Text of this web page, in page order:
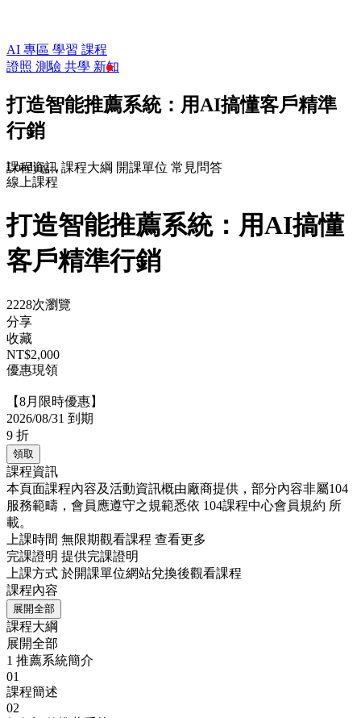
AI 專區 學習 課程
證照 測驗 共學 新知
打造智能推薦系統：用AI搞懂客戶精準
行銷
課程資訊 課程大綱 開課單位 常見問答
Loading...
線上課程
打造智能推薦系統：用AI搞懂
客戶精準行銷
2228次瀏覽
分享
收藏
NT$2,000
優惠現領
【8月限時優惠】
2026/08/31 到期
9 折
領取
課程資訊
本頁面課程內容及活動資訊概由廠商提供，部分內容非屬104
服務範疇，會員應遵守之規範悉依 104課程中心會員規約 所
載。
上課時間 無限期觀看課程 查看更多
完課證明 提供完課證明
上課方式 於開課單位網站兌換後觀看課程
課程內容
展開全部
課程大綱
展開全部
1 推薦系統簡介
01
課程簡述
02